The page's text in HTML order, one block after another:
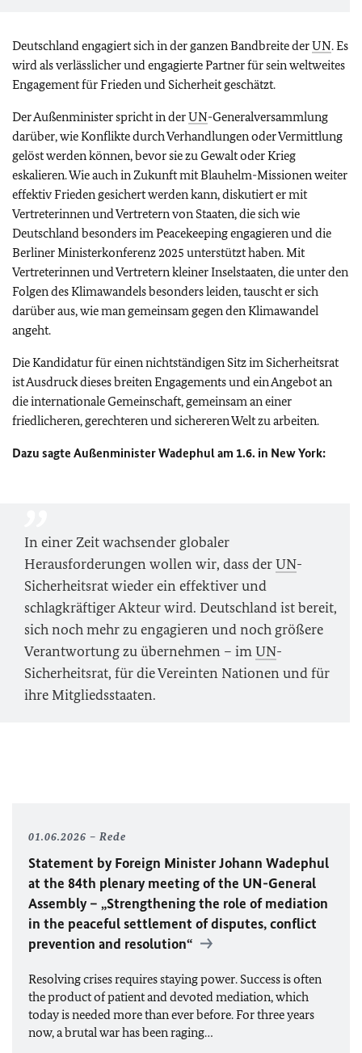
Deutschland engagiert sich in der ganzen Bandbreite derUN. Es
wird als verlässlicher und engagierte Partner für sein weltweites
Engagement für Frieden und Sicherheit geschätzt.
Der Außenminister spricht in derUN-Generalversammlung
darüber, wie Konflikte durch Verhandlungen oder Vermittlung
gelöst werden können, bevor sie zu Gewalt oder Krieg
eskalieren. Wie auch in Zukunft mit Blauhelm-Missionen weiter
effektiv Frieden gesichert werden kann, diskutiert er mit
Vertreterinnen und Vertretern von Staaten, die sich wie
Deutschland besonders im Peacekeeping engagieren und die
Berliner Ministerkonferenz 2025 unterstützt haben. Mit
Vertreterinnen und Vertretern kleiner Inselstaaten, die unter den
Folgen des Klimawandels besonders leiden, tauscht er sich
darüber aus, wie man gemeinsam gegen den Klimawandel
angeht.
Die Kandidatur für einen nichtständigen Sitz im Sicherheitsrat
ist Ausdruck dieses breiten Engagements und ein Angebot an
die internationale Gemeinschaft, gemeinsam an einer
friedlicheren, gerechteren und sichereren Welt zu arbeiten.
Dazu sagte Außenminister Wadephul am 1.6. in New York:
In einer Zeit wachsender globaler
Herausforderungen wollen wir, dass derUN-
Sicherheitsrat wieder ein effektiver und
schlagkräftiger Akteur wird. Deutschland ist bereit,
sich noch mehr zu engagieren und noch größere
Verantwortung zu übernehmen – imUN-
Sicherheitsrat, für die Vereinten Nationen und für
ihre Mitgliedsstaaten.
01.06.2026 Rede
Statement by Foreign MinisterJohann Wadephul
at the 84th plenary meeting of the UN-General
Assembly – „Strengthening the role of mediation
in the peaceful settlement of disputes, conflict
prevention and resolution“
Resolving crises requires staying power. Success is often
the product of patient and devoted mediation, which
today is needed more than ever before. For three years
now, a brutal war has been raging…